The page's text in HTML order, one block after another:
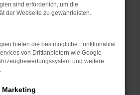
die Seite in einem
oder in einem privaten
neu.
helfen, vorübergehende
auf dem neuesten Stand
sind erforderlich, um die
der Webseite zu gewährleisten.
bieten die bestmögliche Funktionalität
von Drittanbietern wie Google
und weitere